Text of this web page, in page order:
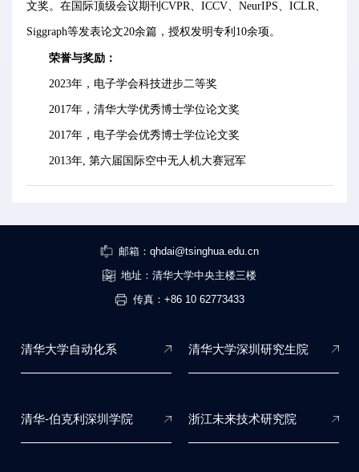
文奖。在国际顶级会议期刊CVPR、ICCV、NeurIPS、ICLR、
Siggraph等发表论文20余篇，授权发明专利10余项。
荣誉与奖励：
2023年，电子学会科技进步二等奖
2017年，清华大学优秀博士学位论文奖
2017年，电子学会优秀博士学位论文奖
2013年, 第六届国际空中无人机大赛冠军
邮箱：qhdai@tsinghua.edu.cn
地址：清华大学中央主楼三楼
传真：+86 10 62773433
清华大学自动化系 清华大学深圳研究生院
清华-伯克利深圳学院 浙江未来技术研究院